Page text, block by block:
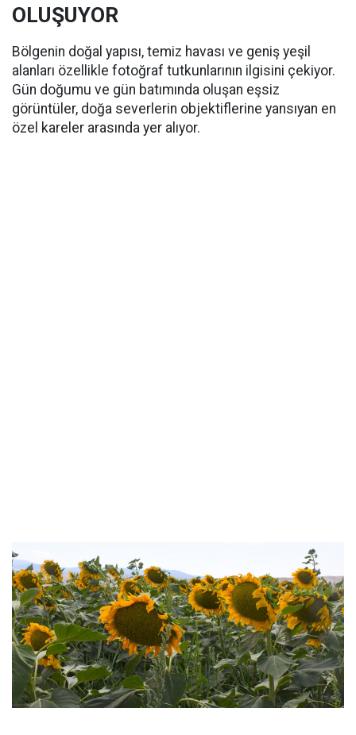
OLUŞUYOR
Bölgenin doğal yapısı, temiz havası ve geniş yeşil
alanları özellikle fotoğraf tutkunlarının ilgisini çekiyor.
Gün doğumu ve gün batımında oluşan eşsiz
görüntüler, doğa severlerin objektiflerine yansıyan en
özel kareler arasında yer alıyor.